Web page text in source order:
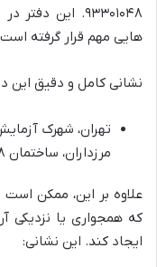
۹۳۳۰۱۰۴۸. این
هایی مهم قرار گرفته
نشانی کامل و دقیق این
تهران، شهرک
مرزداران، ساختمان ۱۹۳۸.
علاوه بر این، ممکن
که همجواری یا نزدیکی
ایجاد کند. این نشانی: